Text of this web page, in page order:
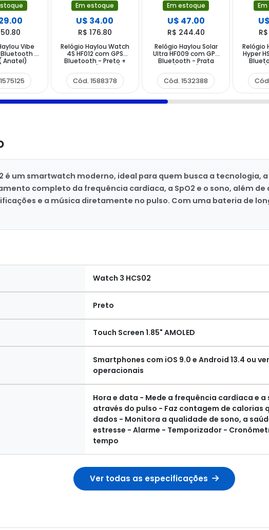
Vibe
Bluetooth -
Anatel)
Em estoque
U$ 34.00
R$ 176.80
Relógio Haylou Watch
4S HF012 com GPS
Bluetooth - Preto +
Cód. 1588378
Em estoque
U$ 47.00
R$ 244.40
Relógio Haylou Solar
Ultra HF009 com GPS
Bluetooth - Prata
Cód. 1532388
Relógio
Hyper
é um smartwatch moderno, ideal para quem busca a tecnologia,
completo da frequência cardíaca, a SpO2 e o sono, além
e a música diretamente no pulso. Com uma bateria de
Watch 3 HCS02
Preto
Touch Screen 1.85" AMOLED
Smartphones com iOS 9.0 e Android 13.4 ou
operacionais
Hora e data - Mede a frequência cardíaca e
através do pulso - Faz contagem de
dados - Monitora a qualidade de sono, a
estresse - Alarme - Temporizador -
tempo
Ver todas as especificações